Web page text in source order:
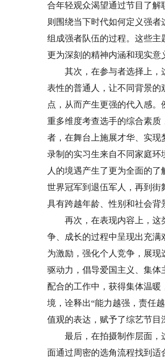
合年轻观众渴望通过节目了解
则围绕当下时代如何定义强
组成强者队伍的过程。这些主
更为深刻的精神内涵和现实意
其次，在参与者选择上，
表性的普通人，让不同背景
点，从而产生更强的代入感
重多维度考查选手的综合素
者，在舞台上施展才华、实现
录制的实习生来自不同家庭
人的境遇产生了更为全面的
世界冠军到退伍军人，再到街
具有跨越年龄、性别和社会背
再次，在表现内容上，这
争、成长的过程中呈现出充
为激励，强化个人竞争，展
驱动力，倡导爱国主义、集
配合的工作中，获得集体温暖
境，诠释出“能力越强，责任
值观的表达，赋予了综艺节目
最后，在拍摄制作层面，
面通过周密的选角流程找到